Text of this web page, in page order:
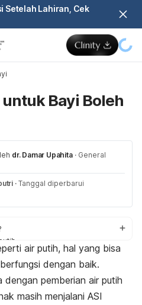
Setelah Lahiran, Cek
Bayi Boleh
dr. Damar Upahita · General
· Tanggal diperbarui
air putih, hal yang bisa
dengan baik.
pemberian air putih
masih menjalani ASI